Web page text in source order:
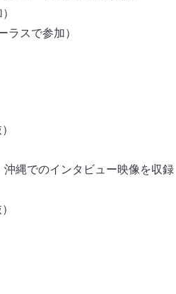
ラスで参加）
縄でのインタビュー映像を収録
）